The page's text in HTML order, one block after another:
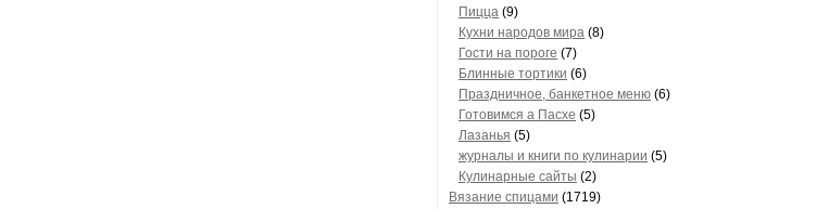
Пицца (9)
Кухни народов мира (8)
Гости на пороге (7)
Блинные тортики (6)
Праздничное, банкетное меню (6)
Готовимся а Пасхе (5)
Лазанья (5)
журналы и книги по кулинарии (5)
Кулинарные сайты (2)
Вязание спицами (1719)